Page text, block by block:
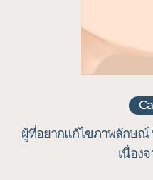
ผู้ที่อยากแก้ไขภาพลักษณ์
เนื่อง